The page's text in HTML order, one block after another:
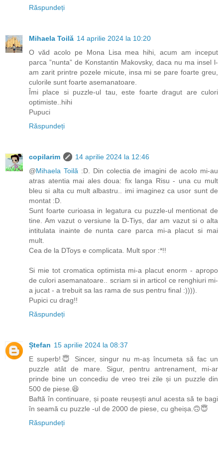
Răspundeți
Mihaela Toilă 14 aprilie 2024 la 10:20
O văd acolo pe Mona Lisa mea hihi, acum am inceput
parca ”nunta” de Konstantin Makovsky, daca nu ma insel l-
am zarit printre pozele micute, insa mi se pare foarte greu,
culorile sunt foarte asemanatoare.
Îmi place si puzzle-ul tau, este foarte dragut are culori
optimiste..hihi
Pupuci
Răspundeți
copilarim
14 aprilie 2024 la 12:46
@Mihaela Toilă :D. Din colectia de imagini de acolo mi-au
atras atentia mai ales doua: fix langa Risu - una cu mult
bleu si alta cu mult albastru.. imi imaginez ca usor sunt de
montat :D.
Sunt foarte curioasa in legatura cu puzzle-ul mentionat de
tine. Am vazut o versiune la D-Tiys, dar am vazut si o alta
intitulata inainte de nunta care parca mi-a placut si mai
mult.
Cea de la DToys e complicata. Mult spor :*!!
Si mie tot cromatica optimista mi-a placut enorm - apropo
de culori asemanatoare.. scriam si in articol ce renghiuri mi-
a jucat - a trebuit sa las rama de sus pentru final :)))).
Pupici cu drag!!
Răspundeți
Ștefan 15 aprilie 2024 la 08:37
E superb!😇 Sincer, singur nu m-aș încumeta să fac un
puzzle atât de mare. Sigur, pentru antrenament, mi-ar
prinde bine un concediu de vreo trei zile și un puzzle din
500 de piese.😆
Baftă în continuare, și poate reușești anul acesta să te bagi
în seamă cu puzzle -ul de 2000 de piese, cu gheișa.🙃😇
Răspundeți